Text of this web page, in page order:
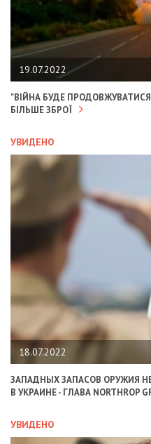
19.07.2022
"ВІЙНА БУДЕ
БІЛЬШЕ ЗБРОЇ
УВИДЕНО
18.07.2022
ЗАПАДНЫХ ЗАПАСОВ ОРУЖИЯ
В УКРАИНЕ - ГЛАВА NORTHROP
УВИДЕНО